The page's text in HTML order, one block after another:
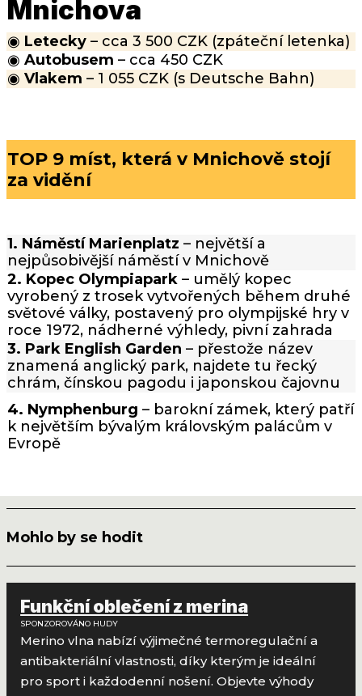
Mnichova
◉ Letecky – cca 3 500 CZK (zpáteční letenka)
◉ Autobusem – cca 450 CZK
◉ Vlakem – 1 055 CZK (s Deutsche Bahn)
TOP 9 míst, která v Mnichově stojí
za vidění
1. Náměstí Marienplatz – největší a
nejpůsobivější náměstí v Mnichově
2. Kopec Olympiapark – umělý kopec
vyrobený z trosek vytvořených během druhé
světové války, postavený pro olympijské hry v
roce 1972, nádherné výhledy, pivní zahrada
3. Park English Garden – přestože název
znamená anglický park, najdete tu řecký
chrám, čínskou pagodu i japonskou čajovnu
4. Nymphenburg – barokní zámek, který patří
k největším bývalým královským palácům v
Evropě
Mohlo by se hodit
Funkční oblečení z merina
SPONZOROVÁNO HUDY
Merino vlna nabízí výjimečné termoregulační a
antibakteriální vlastnosti, díky kterým je ideální
pro sport i každodenní nošení. Objevte výhody